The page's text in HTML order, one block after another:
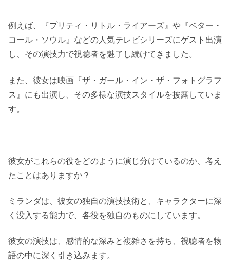
例えば、『プリティ・リトル・ライアーズ』や『ベター・
コール・ソウル』などの人気テレビシリーズにゲスト出演
し、その演技力で視聴者を魅了し続けてきました。
また、彼女は映画『ザ・ガール・イン・ザ・フォトグラフ
ス』にも出演し、その多様な演技スタイルを披露していま
す。
彼女がこれらの役をどのように演じ分けているのか、考え
たことはありますか？
ミランダは、彼女の独自の演技技術と、キャラクターに深
く没入する能力で、各役を独自のものにしています。
彼女の演技は、感情的な深みと複雑さを持ち、視聴者を物
語の中に深く引き込みます。